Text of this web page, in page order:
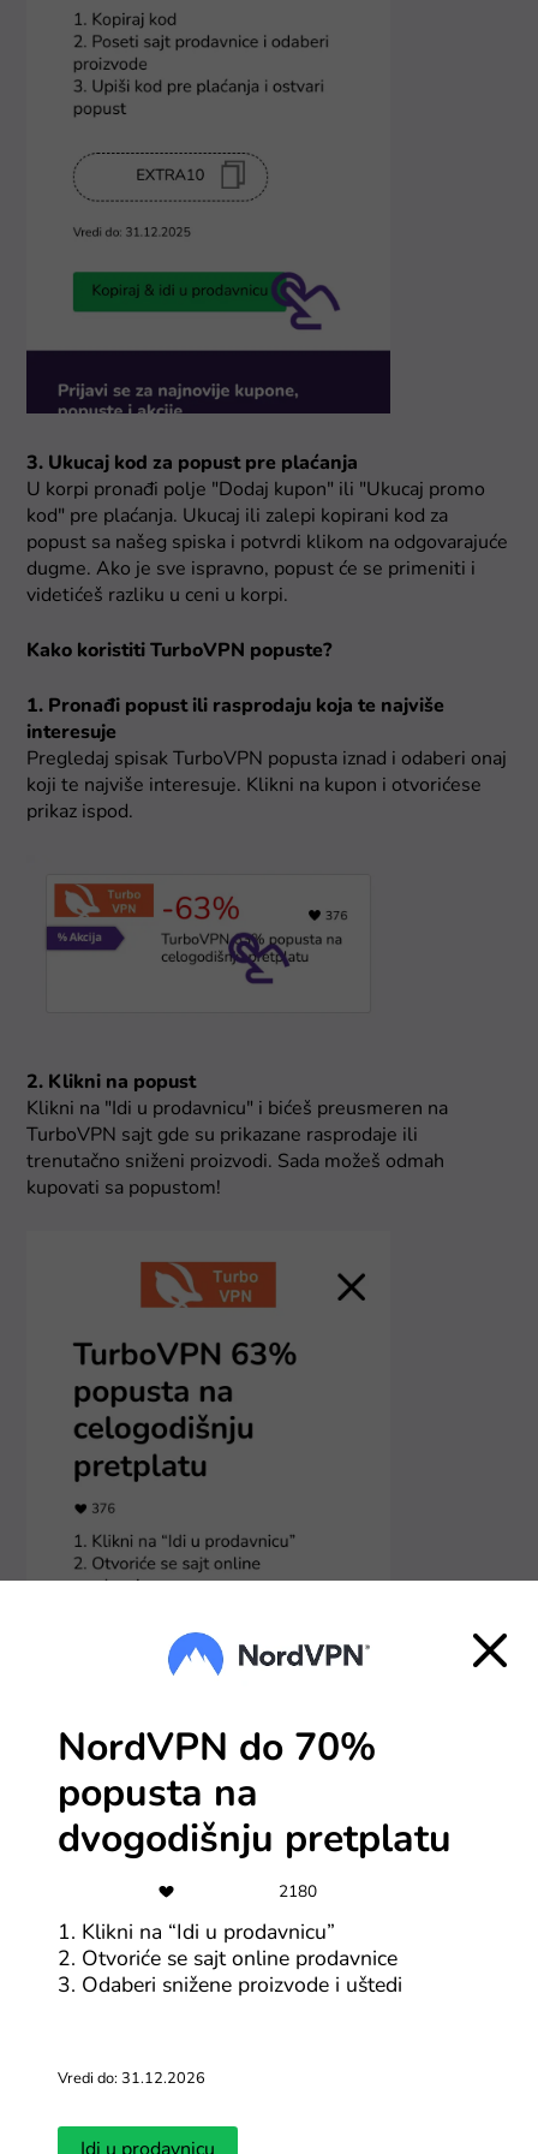
3. Ukucaj kod za popust pre plaćanja
U korpi pronađi polje "Dodaj kupon" ili "Ukucaj promo
kod" pre plaćanja. Ukucaj ili zalepi kopirani kod za
popust sa našeg spiska i potvrdi klikom na odgovarajuće
dugme. Ako je sve ispravno, popust će se primeniti i
videtićeš razliku u ceni u korpi.
Kako koristiti TurboVPN popuste?
1. Pronađi popust ili rasprodaju koja te najviše
interesuje
Pregledaj spisak TurboVPN popusta iznad i odaberi onaj
koji te najviše interesuje. Klikni na kupon i otvorićese
prikaz ispod.
2. Klikni na popust
Klikni na "Idi u prodavnicu" i bićeš preusmeren na
TurboVPN sajt gde su prikazane rasprodaje ili
trenutačno sniženi proizvodi. Sada možeš odmah
kupovati sa popustom!
Česta pitanja za TurboVPN
TurboVPN je VPN servis koji ti pomaže da bezbedno i
internet vezu kako bi zaštitio tvoje podatke i
NordVPN do 70%
popusta na
dvogodišnju pretplatu
2180
1. Klikni na “Idi u prodavnicu”
2. Otvoriće se sajt online prodavnice
3. Odaberi snižene proizvode i uštedi
Vredi do: 31.12.2026